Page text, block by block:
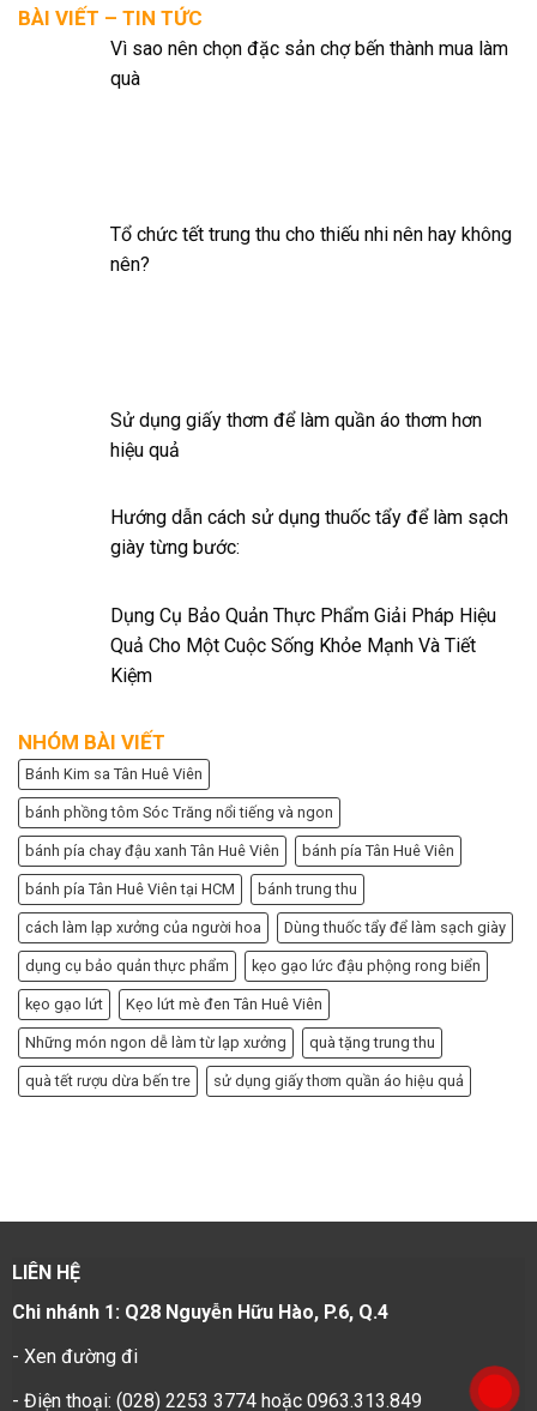
BÀI VIẾT – TIN TỨC
Vì sao nên chọn đặc sản chợ bến thành mua làm
quà
Tổ chức tết trung thu cho thiếu nhi nên hay không
nên?
Sử dụng giấy thơm để làm quần áo thơm hơn
hiệu quả
Hướng dẫn cách sử dụng thuốc tẩy để làm sạch
giày từng bước:
Dụng Cụ Bảo Quản Thực Phẩm Giải Pháp Hiệu
Quả Cho Một Cuộc Sống Khỏe Mạnh Và Tiết
Kiệm
NHÓM BÀI VIẾT
Bánh Kim sa Tân Huê Viên
bánh phồng tôm Sóc Trăng nổi tiếng và ngon
bánh pía chay đậu xanh Tân Huê Viên bánh pía Tân Huê Viên
bánh pía Tân Huê Viên tại HCM bánh trung thu
cách làm lạp xưởng của người hoa Dùng thuốc tẩy để làm sạch giày
dụng cụ bảo quản thực phẩm kẹo gạo lức đậu phộng rong biển
kẹo gạo lứt Kẹo lứt mè đen Tân Huê Viên
Những món ngon dễ làm từ lạp xưởng quà tặng trung thu
quà tết rượu dừa bến tre sử dụng giấy thơm quần áo hiệu quả
LIÊN HỆ
Chi nhánh 1: Q28 Nguyễn Hữu Hào, P.6, Q.4
- Xen đường đi
- Điện thoại: (028) 2253 3774 hoặc 0963.313.849